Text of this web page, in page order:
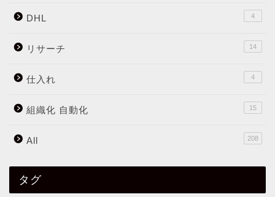
DHL 4
リサーチ 14
仕入れ 4
組織化 自動化 15
All 208
タグ